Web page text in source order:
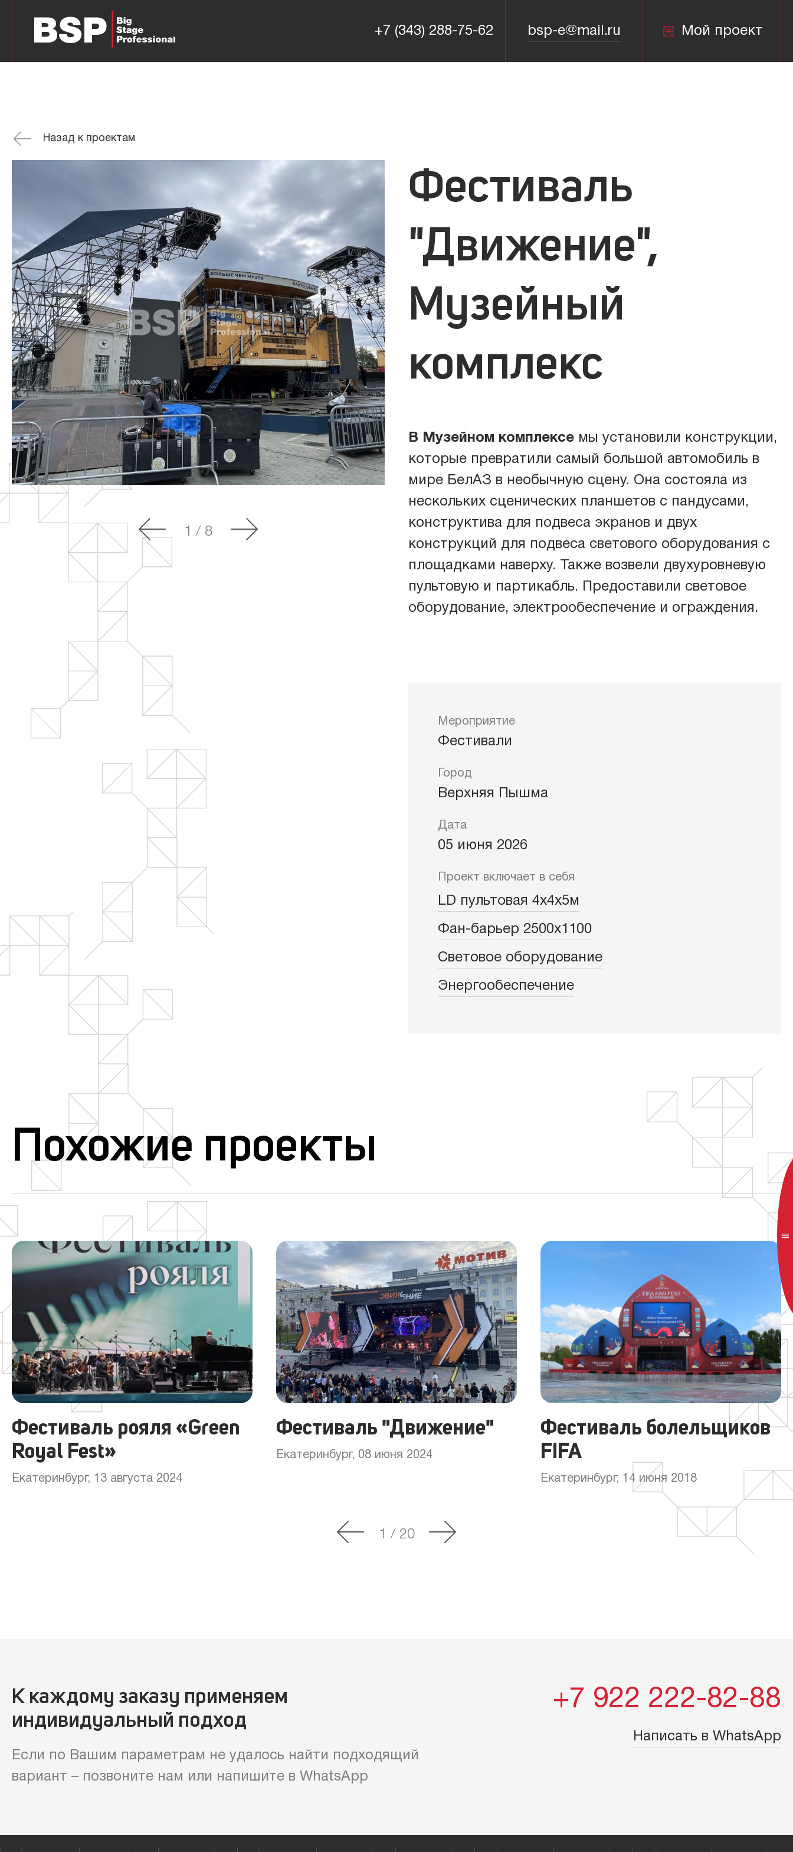
+7 (343) 288-75-62 bsp-e@mail.ru Мой проект
+7 (343) 288-75-62 bsp-e@mail.ru
О компании
Партнёры
Заказчики
Должники
Контакты
Сценические комплексы
Подиумы
Трибуны
Звуковое оборудование
Связь
Энергообеспечение
Климат-оборудование
Назад к проектам
1 / 8
Фестиваль
"Движение",
Музейный
комплекс
В Музейном комплексе мы установили конструкции,
которые превратили самый большой автомобиль в
мире БелАЗ в необычную сцену. Она состояла из
нескольких сценических планшетов с пандусами,
конструктива для подвеса экранов и двух
конструкций для подвеса светового оборудования с
площадками наверху. Также возвели двухуровневую
пультовую и партикабль. Предоставили световое
оборудование, электрообеспечение и ограждения.
Мероприятие
Фестивали
Город
Верхняя Пышма
Дата
05 июня 2026
Проект включает в себя
LD пультовая 4х4х5м
Фан-барьер 2500х1100
Световое оборудование
Энергообеспечение
Похожие проекты
Фестиваль рояля «Green
Royal Fest»
Екатеринбург, 13 августа 2024
Фестиваль "Движение"
Екатеринбург, 08 июня 2024
Фестиваль болельщиков
FIFA
Екатеринбург, 14 июня 2018
1 / 20
К каждому заказу применяем
индивидуальный подход
Если по Вашим параметрам не удалось найти подходящий
вариант – позвоните нам или напишите в WhatsApp
+7 922 222-82-88
Написать в WhatsApp